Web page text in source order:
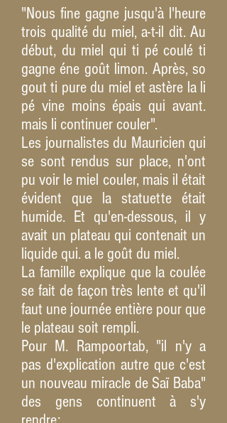
"Nous fine gagne jusqu'à l'heure
trois qualité du miel, a-t-il dit. Au
début, du miel qui ti pé coulé ti
gagne éne goût limon. Après, so
gout ti pure du miel et astère la li
pé vine moins épais qui avant.
mais li continuer couler".
Les journalistes du Mauricien qui
se sont rendus sur place, n'ont
pu voir le miel couler, mais il était
évident que la statuette était
humide. Et qu'en-dessous, il y
avait un plateau qui contenait un
liquide qui. a le goût du miel.
La famille explique que la coulée
se fait de façon très lente et qu'il
faut une journée entière pour que
le plateau soit rempli.
Pour M. Rampoortab, "il n'y a
pas d'explication autre que c'est
un nouveau miracle de Saï Baba"
des gens continuent à s'y